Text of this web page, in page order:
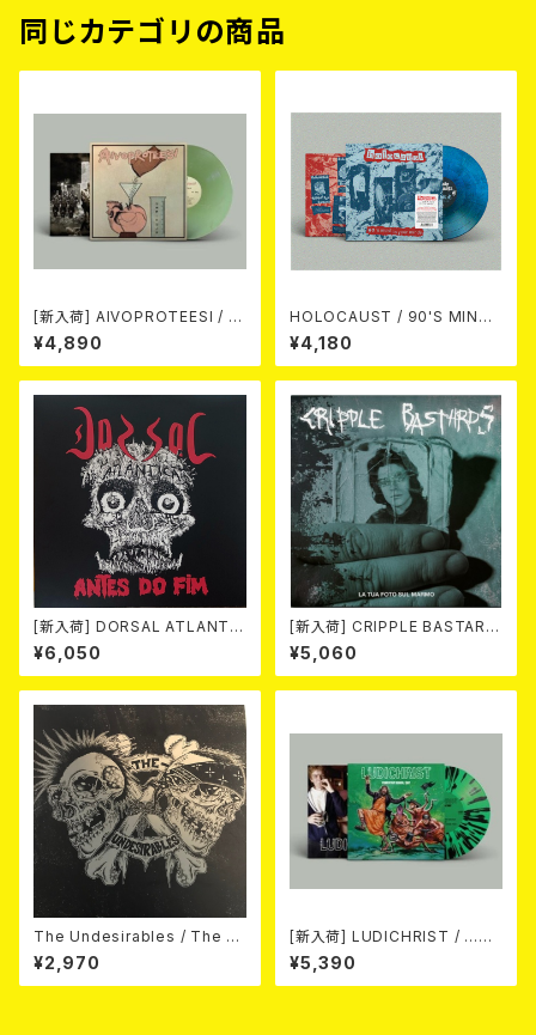
同じカテゴリの商品
[新入荷] AIVOPROTEESI / U
MPIKUJA (LP / LTD.100 DIE
-HARD COKE BOTTLE GRE
EN VINYL) (ITA / F.O.A.D.)
¥4,890
HOLOCAUST / 90'S MIND I
N YOUR MINDS (※LTD.150
SWIRL BLUE VINYL)
¥4,180
[新入荷] DORSAL ATLANTIC
A / ANTES DO FIM -40th an
niversary edition- (LP/LTD.
100 DIE-HARD MARBLE VIN
¥6,050
[新入荷] CRIPPLE BASTARD
S / LA TUA FOTO SUL MAR
MO (LTD.150 DIE-HARD MA
RBLE VINYL LP)
¥5,060
The Undesirables / The U
ndesirables (12"/LTD.100 D
IE-HARD SWIRL GREEN/GR
EY VINYL)
¥2,970
[新入荷] LUDICHRIST / ...AN
D I MEAN THAT. POWERTR
IP DEMOS 1987 (10"/LTD.15
0 DIE-HARD GREEN/BLACK
¥5,390